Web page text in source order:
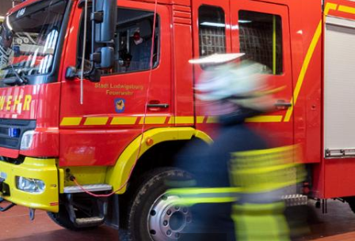
Pressemeldungen
Veranstaltungen
Einsätze
Organisation
Leitung
Abteilungen
Fachgruppen
Alters- und
Berufung Feuerwehr
Fahrzeuge